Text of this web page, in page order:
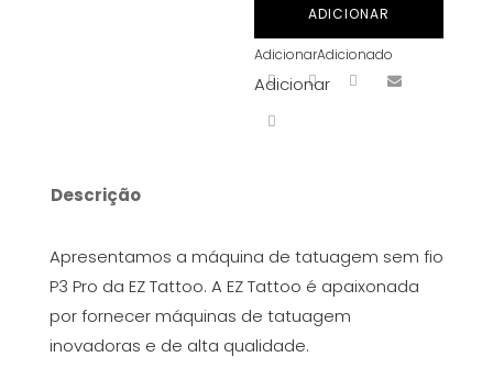
Pro
PEN
de
ajustável)
ADICIONAR
AdicionarAdicionado
Adicionar
Descrição
Apresentamos a máquina de tatuagem sem fio
P3 Pro da EZ Tattoo. A EZ Tattoo é apaixonada
por fornecer máquinas de tatuagem
inovadoras e de alta qualidade.